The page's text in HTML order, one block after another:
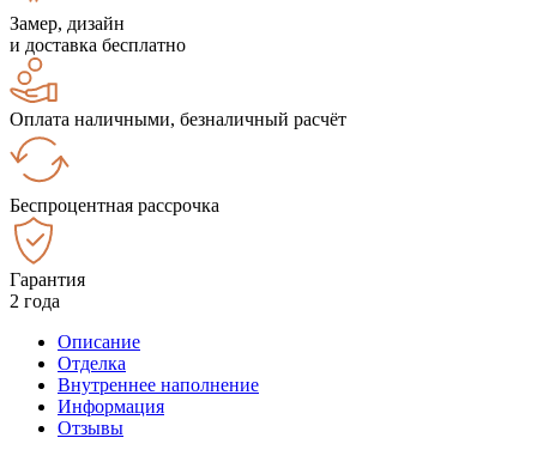
Замер, дизайн
и доставка бесплатно
Оплата наличными, безналичный расчёт
Беспроцентная рассрочка
Гарантия
2 года
Описание
Отделка
Внутреннее наполнение
Информация
Отзывы